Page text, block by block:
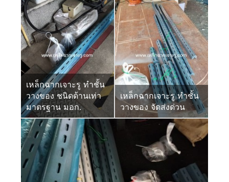
เหล็กฉากเจาะรู ทำชั้น
วางของ ชนิดด้านเท่า
มาตรฐาน มอก.
เหล็กฉากเจาะรู ทำชั้น
วางของ จัดส่งด่วน